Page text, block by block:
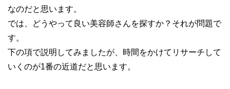
なのだと思います。
では、どうやって良い美容師さんを探すか？それが問題で
す。
下の項で説明してみましたが、時間をかけてリサーチして
いくのが1番の近道だと思います。